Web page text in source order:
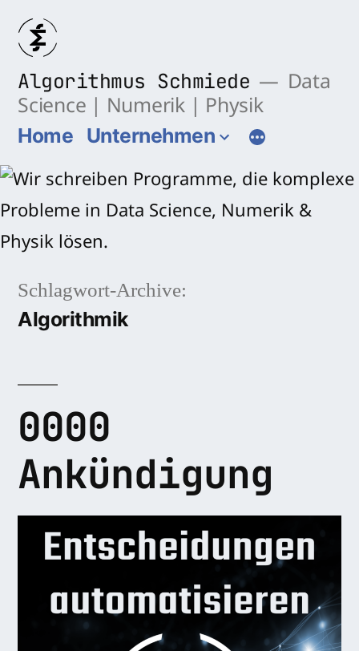
Zum
Inhalt
springen
Algorithmus Schmiede
Data
Science | Numerik | Physik
Home Unternehmen
Schlagwort-Archive:
Algorithmik
0000
Ankündigung